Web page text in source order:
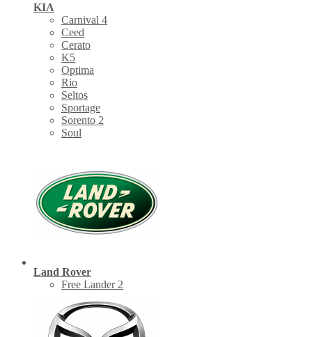
KIA
Carnival 4
Ceed
Cerato
K5
Optima
Rio
Seltos
Sportage
Sorento 2
Soul
Land Rover
Free Lander 2